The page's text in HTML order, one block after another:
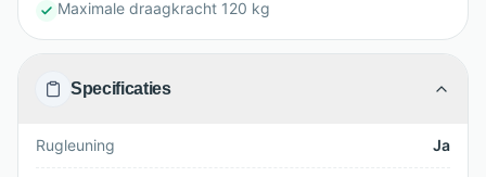
Maximale draagkracht 120 kg
Specificaties
Rugleuning Ja